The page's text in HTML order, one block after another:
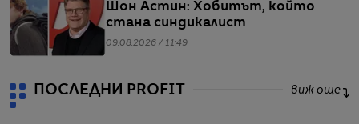
Шон Астин: Хобитът, който
стана синдикалист
09.08.2026 / 11:49
ПОСЛЕДНИ PROFIT виж още